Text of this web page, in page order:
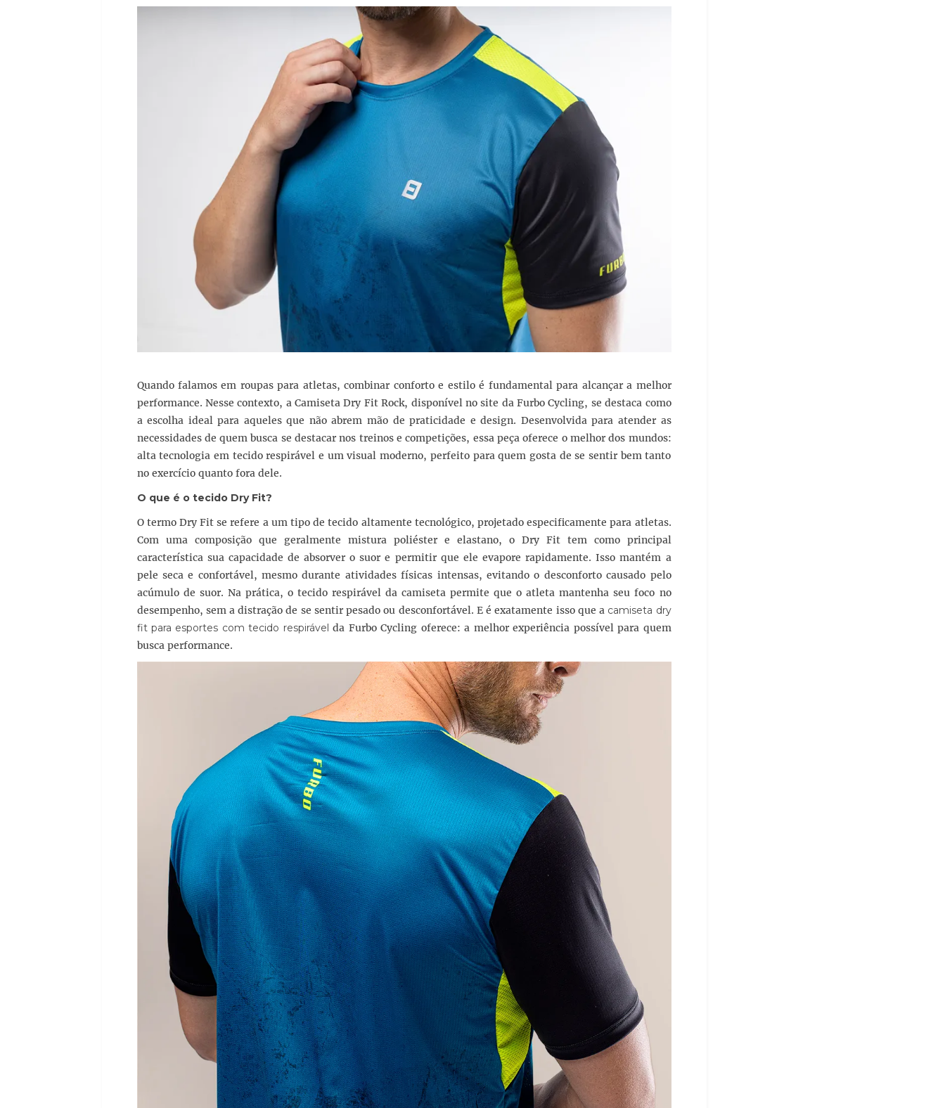
Quando falamos em roupas para atletas, combinar conforto e estilo é fundamental para alcançar a melhor
performance. Nesse contexto, a Camiseta Dry Fit Rock, disponível no site da Furbo Cycling, se destaca como
a escolha ideal para aqueles que não abrem mão de praticidade e design. Desenvolvida para atender as
necessidades de quem busca se destacar nos treinos e competições, essa peça oferece o melhor dos mundos:
alta tecnologia em tecido respirável e um visual moderno, perfeito para quem gosta de se sentir bem tanto
no exercício quanto fora dele.
O que é o tecido Dry Fit?
O termo Dry Fit se refere a um tipo de tecido altamente tecnológico, projetado especificamente para atletas.
Com uma composição que geralmente mistura poliéster e elastano, o Dry Fit tem como principal
característica sua capacidade de absorver o suor e permitir que ele evapore rapidamente. Isso mantém a
pele seca e confortável, mesmo durante atividades físicas intensas, evitando o desconforto causado pelo
acúmulo de suor. Na prática, o tecido respirável da camiseta permite que o atleta mantenha seu foco no
desempenho, sem a distração de se sentir pesado ou desconfortável. E é exatamente isso que a camiseta dry
fit para esportes com tecido respirável da Furbo Cycling oferece: a melhor experiência possível para quem
busca performance.